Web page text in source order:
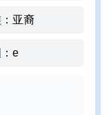
： 亚裔
： e